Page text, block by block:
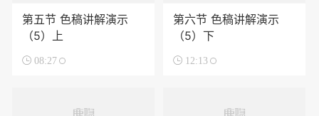
第五节 色稿讲解演示
（5）上
 08:27
第六节 色稿讲解演示
（5）下
 12:13